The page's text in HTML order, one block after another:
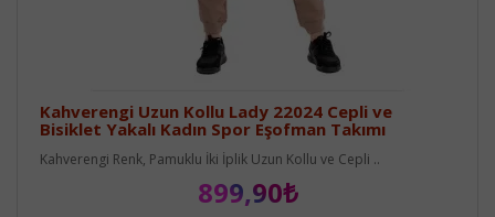
Kahverengi Uzun Kollu Lady 22024 Cepli ve
Bisiklet Yakalı Kadın Spor Eşofman Takımı
Kahverengi Renk, Pamuklu İki İplik Uzun Kollu ve Cepli ..
899,90₺